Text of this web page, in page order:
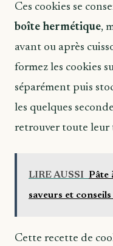
Ces cookies se
boîte hermétique,
avant ou après
formez les cookies
séparément puis
les quelques
retrouver toute leur
LIRE AUSSI Pâte
saveurs et conseils
Cette recette de